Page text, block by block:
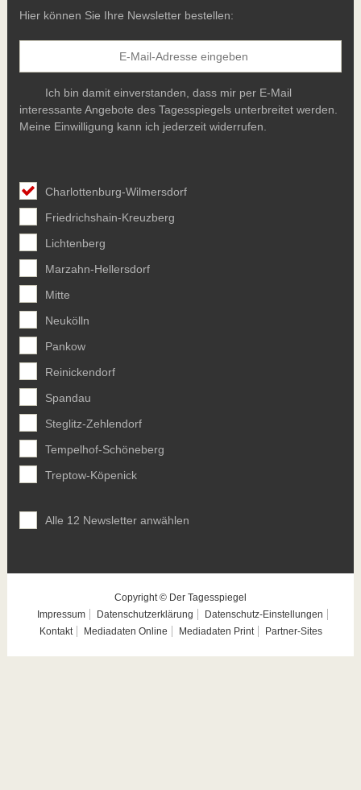
Hier können Sie Ihre Newsletter bestellen:
Ich bin damit einverstanden, dass mir per E-Mail
interessante Angebote des Tagesspiegels unterbreitet werden.
Meine Einwilligung kann ich jederzeit widerrufen.
Charlottenburg-Wilmersdorf
Friedrichshain-Kreuzberg
Lichtenberg
Marzahn-Hellersdorf
Mitte
Neukölln
Pankow
Reinickendorf
Spandau
Steglitz-Zehlendorf
Tempelhof-Schöneberg
Treptow-Köpenick
Alle 12 Newsletter anwählen
Copyright © Der Tagesspiegel
Impressum
Datenschutzerklärung
Datenschutz-Einstellungen
Kontakt
Mediadaten Online Mediadaten Print Partner-Sites